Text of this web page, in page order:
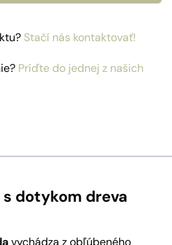
Stačí nás kontaktovať!
Príďte do jednej z našich
s dotykom dreva